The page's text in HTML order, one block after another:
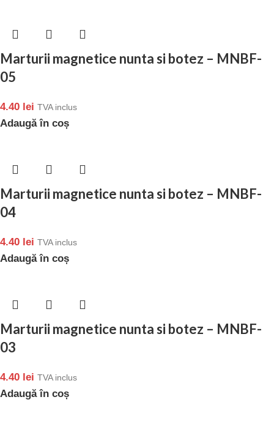
Marturii magnetice nunta si botez – MNBF-
05
4.40 lei TVA inclus
Adaugă în coș
Marturii magnetice nunta si botez – MNBF-
04
4.40 lei TVA inclus
Adaugă în coș
Marturii magnetice nunta si botez – MNBF-
03
4.40 lei TVA inclus
Adaugă în coș